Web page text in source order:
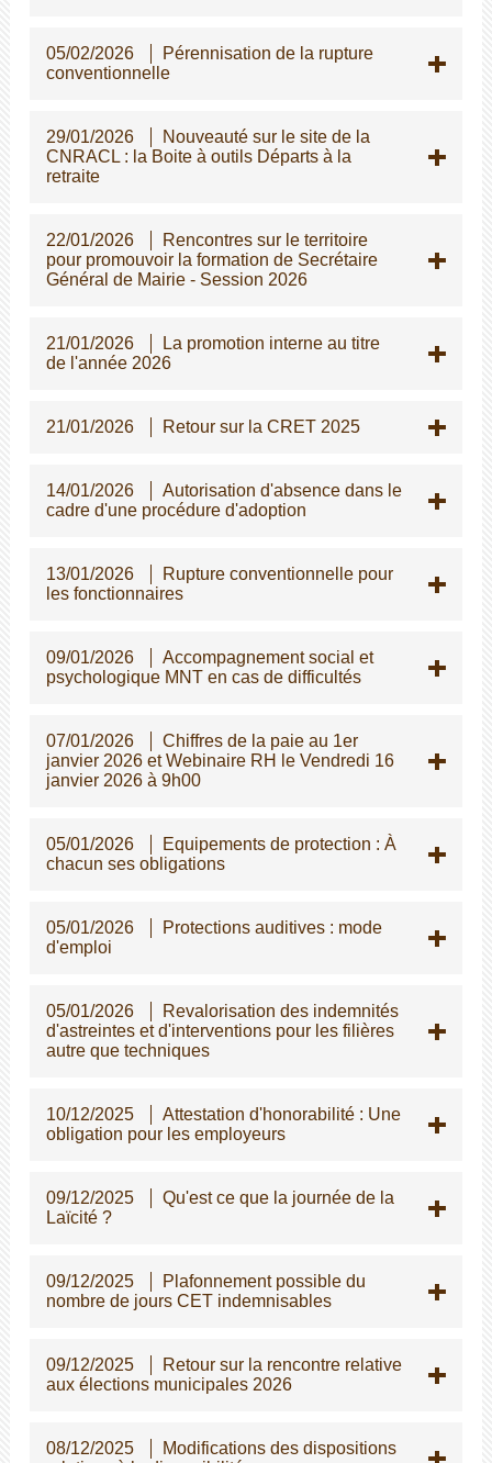
05/02/2026
Pérennisation de la rupture
conventionnelle
29/01/2026
Nouveauté sur le site de la
CNRACL : la Boite à outils Départs à la
retraite
22/01/2026
Rencontres sur le territoire
pour promouvoir la formation de Secrétaire
Général de Mairie - Session 2026
21/01/2026
La promotion interne au titre
de l'année 2026
21/01/2026 Retour sur la CRET 2025
14/01/2026
Autorisation d'absence dans le
cadre d'une procédure d'adoption
13/01/2026
Rupture conventionnelle pour
les fonctionnaires
09/01/2026
Accompagnement social et
psychologique MNT en cas de difficultés
07/01/2026
Chiffres de la paie au 1er
janvier 2026 et Webinaire RH le Vendredi 16
janvier 2026 à 9h00
05/01/2026
Equipements de protection : À
chacun ses obligations
05/01/2026
Protections auditives : mode
d'emploi
05/01/2026
Revalorisation des indemnités
d'astreintes et d'interventions pour les filières
autre que techniques
10/12/2025
Attestation d'honorabilité : Une
obligation pour les employeurs
09/12/2025
Qu'est ce que la journée de la
Laïcité ?
09/12/2025
Plafonnement possible du
nombre de jours CET indemnisables
09/12/2025
Retour sur la rencontre relative
aux élections municipales 2026
08/12/2025
Modifications des dispositions